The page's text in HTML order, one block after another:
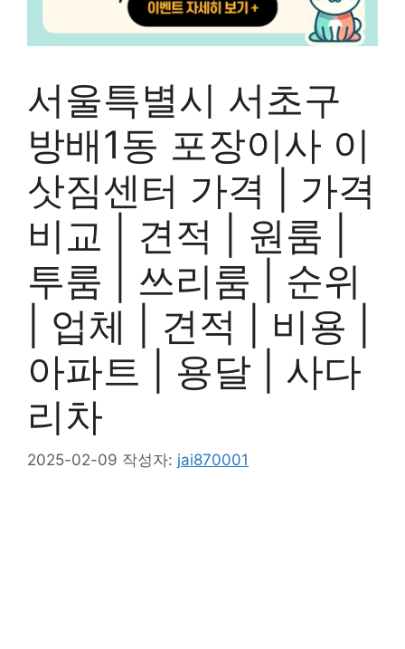
서울특별시 서초구
방배1동 포장이사 이
삿짐센터 가격 | 가격
비교 | 견적 | 원룸 |
투룸 | 쓰리룸 | 순위
| 업체 | 견적 | 비용 |
아파트 | 용달 | 사다
리차
2025-02-09 작성자: jai870001